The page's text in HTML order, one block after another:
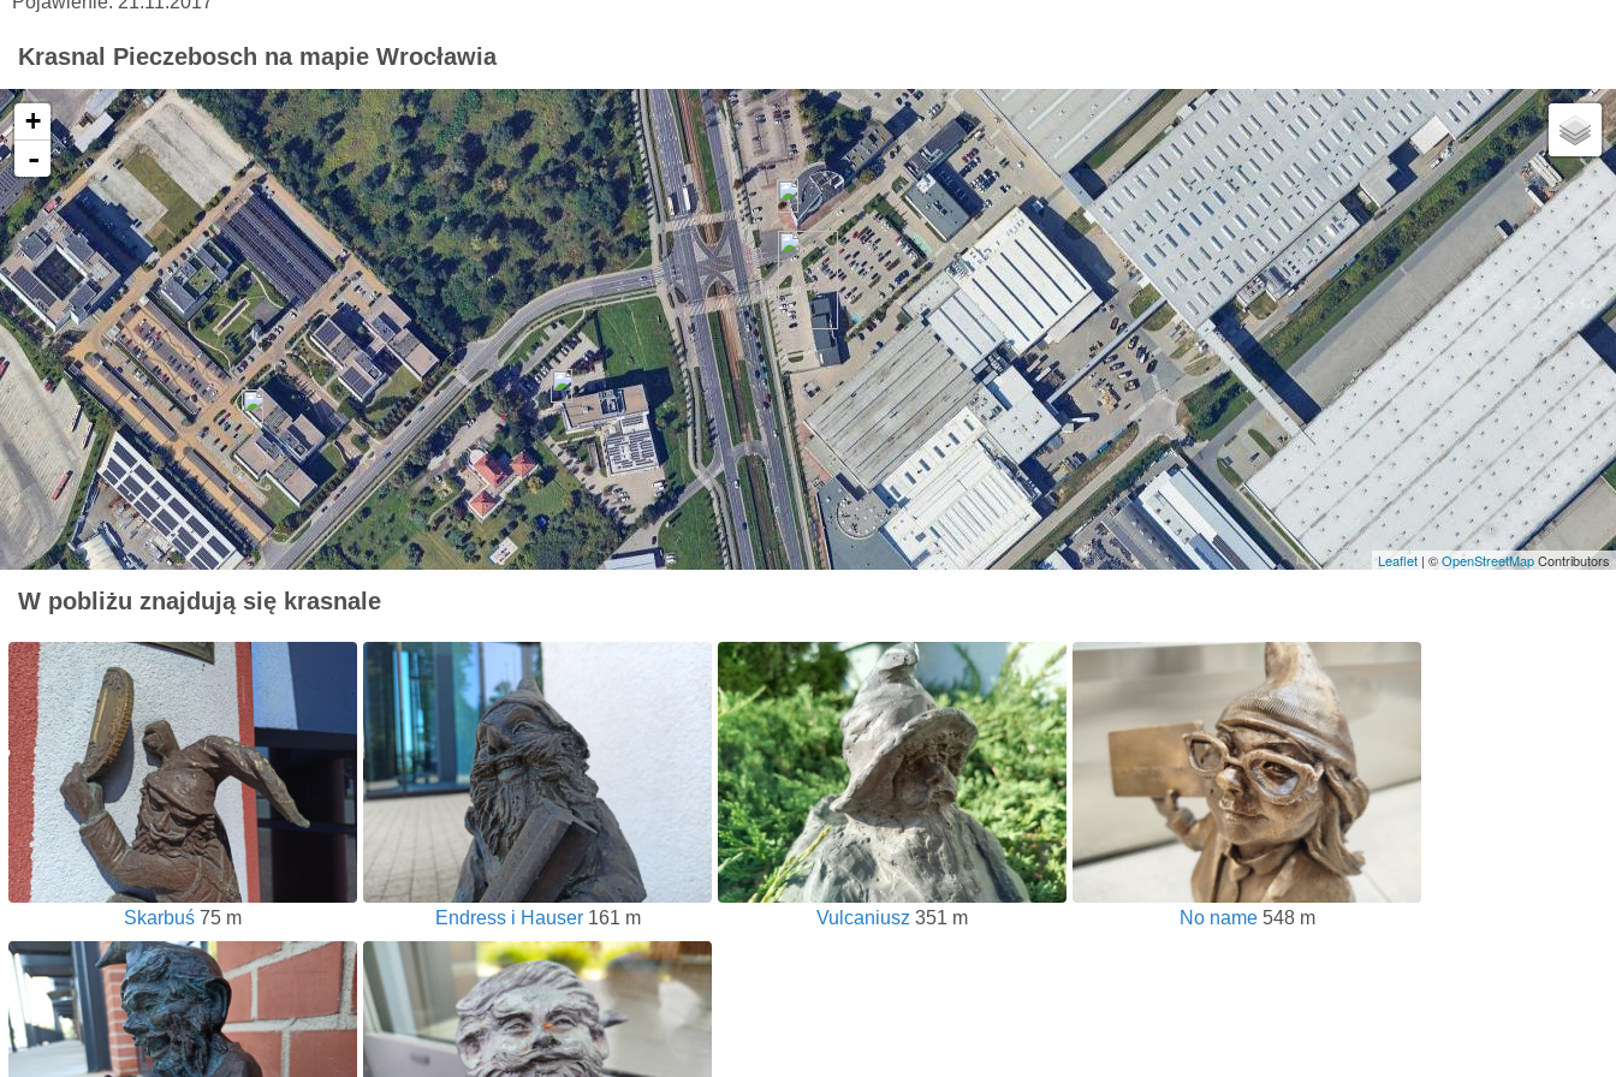
Krasnal Pieczebosch na mapie Wrocławia
+
-
Leaflet | ©OpenStreetMapContributors
W pobliżu znajdują się krasnale
Skarbuś 75 m Endress i Hauser161 m Vulcaniusz 351 m No name548 m